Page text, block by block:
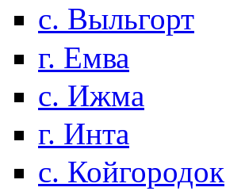
с. Выльгорт
г. Емва
с. Ижма
г. Инта
с. Койгородок